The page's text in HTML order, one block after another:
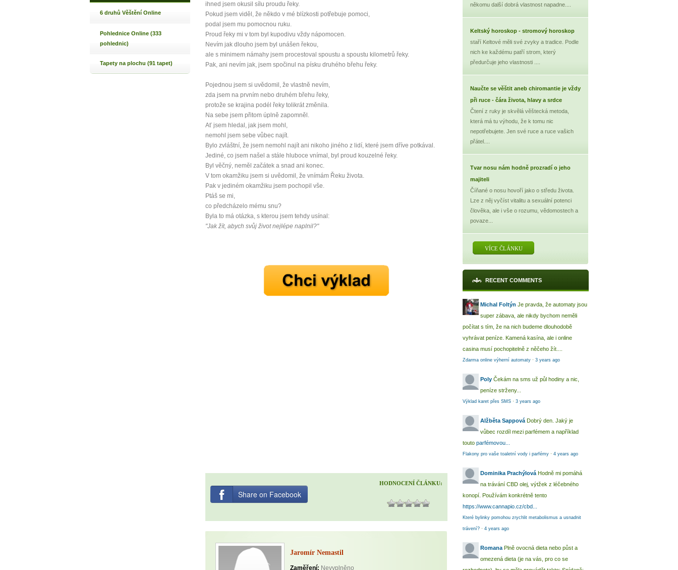
6 druhů Věštění Online
Pohlednice Online (333
pohlednic)
Tapety na plochu (91 tapet)
ihned jsem okusil sílu proudu řeky.
Pokud jsem viděl, že někdo v mé blízkosti potřebuje pomoci,
podal jsem mu pomocnou ruku.
Proud řeky mi v tom byl kupodivu vždy nápomocen.
Nevím jak dlouho jsem byl unášen řekou,
ale s minimem námahy jsem procestoval spoustu a spoustu kilometrů řeky.
Pak, ani nevím jak, jsem spočinul na písku druhého břehu řeky.
Pojednou jsem si uvědomil, že vlastně nevím,
zda jsem na prvním nebo druhém břehu řeky,
protože se krajina podél řeky tolikrát změnila.
Na sebe jsem přitom úplně zapomněl.
Ať jsem hledal, jak jsem mohl,
nemohl jsem sebe vůbec najít.
Bylo zvláštní, že jsem nemohl najít ani nikoho jiného z lidí, které jsem dříve potkával.
Jediné, co jsem našel a stále hluboce vnímal, byl proud kouzelné řeky.
Byl věčný, neměl začátek a snad ani konec.
V tom okamžiku jsem si uvědomil, že vnímám Řeku života.
Pak v jediném okamžiku jsem pochopil vše.
Ptáš se mi,
co předcházelo mému snu?
Byla to má otázka, s kterou jsem tehdy usínal:
"Jak žít, abych svůj život nejlépe naplnil?"
HODNOCENÍ ČLÁNKU:
Share on Facebook
Jaromír Nemastil
Zaměření: Nevyplněno
někomu další dobrá vlastnost napadne....
Keltský horoskop - stromový horoskop
staří Keltové měli své zvyky a tradice. Podle
nich ke každému patří strom, který
předurčuje jeho vlastnosti ....
Naučte se věštit aneb chiromantie je vždy
při ruce - čára života, hlavy a srdce
Čtení z ruky je skvělá věštecká metoda,
která má tu výhodu, že k tomu nic
nepotřebujete. Jen své ruce a ruce vašich
přátel....
Tvar nosu nám hodně prozradí o jeho
majiteli
Číňané o nosu hovoří jako o středu života.
Lze z něj vyčíst vitalitu a sexuální potenci
člověka, ale i vše o rozumu, vědomostech a
povaze...
VÍCE ČLÁNKU
RECENT COMMENTS
Michal Foltýn Je pravda, že automaty jsou
super zábava, ale nikdy bychom neměli
počítat s tím, že na nich budeme dlouhodobě
vyhrávat peníze. Kamená kasína, ale i online
casina musí pochopitelně z něčeho žít....
Zdarma online výherní automaty · 3 years ago
Poly Čekám na sms už půl hodiny a nic,
peníze strženy...
Výklad karet přes SMS · 3 years ago
Alžběta Sappová Dobrý den. Jaký je
vůbec rozdíl mezi parfémem a například
touto parfémovou...
Flakony pro vaše toaletní vody i parfémy · 4 years ago
Dominika Prachýlová Hodně mi pomáhá
na trávání CBD olej, výtžek z léčebného
konopí. Používám konkrétně tento
https://www.cannapio.cz/cbd...
Které bylinky pomohou zrychlit metabolismus a usnadnit
trávení? · 4 years ago
Romana Plně ovocná dieta nebo půst a
omezená dieta (je na vás, pro co se